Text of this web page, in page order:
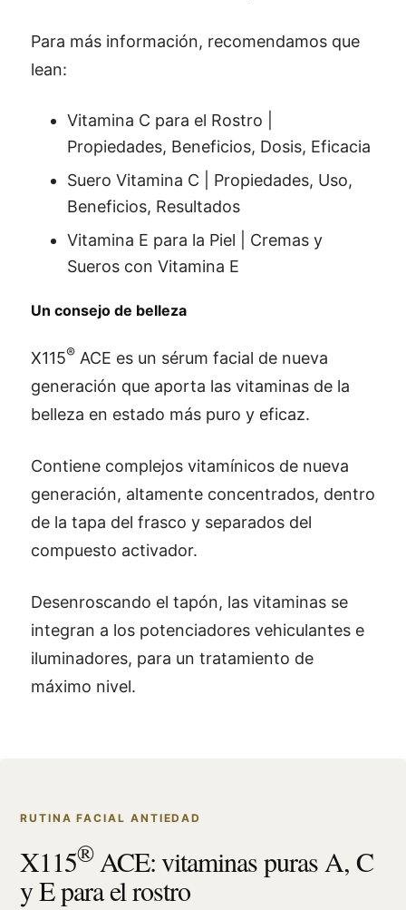
Para más información, recomendamos que
lean:
Vitamina C para el Rostro |
Propiedades, Beneficios, Dosis, Eficacia
Suero Vitamina C | Propiedades, Uso,
Beneficios, Resultados
Vitamina E para la Piel | Cremas y
Sueros con Vitamina E
Un consejo de belleza
X115® ACE es un sérum facial de nueva
generación que aporta las vitaminas de la
belleza en estado más puro y eficaz.
Contiene complejos vitamínicos de nueva
generación, altamente concentrados, dentro
de la tapa del frasco y separados del
compuesto activador.
Desenroscando el tapón, las vitaminas se
integran a los potenciadores vehiculantes e
iluminadores, para un tratamiento de
máximo nivel.
RUTINA FACIAL ANTIEDAD
X115®ACE: vitaminas puras A, C
y E para el rostro